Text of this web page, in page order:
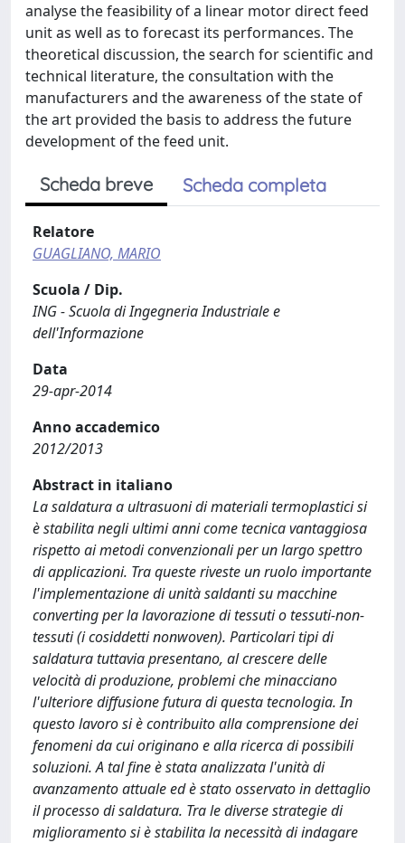
analyse the feasibility of a linear motor direct feed
unit as well as to forecast its performances. The
theoretical discussion, the search for scientific and
technical literature, the consultation with the
manufacturers and the awareness of the state of
the art provided the basis to address the future
development of the feed unit.
Scheda breve Scheda completa
Relatore
GUAGLIANO, MARIO
Scuola / Dip.
ING - Scuola di Ingegneria Industriale e
dell'Informazione
Data
29-apr-2014
Anno accademico
2012/2013
Abstract in italiano
La saldatura a ultrasuoni di materiali termoplastici si
è stabilita negli ultimi anni come tecnica vantaggiosa
rispetto ai metodi convenzionali per un largo spettro
di applicazioni. Tra queste riveste un ruolo importante
l'implementazione di unità saldanti su macchine
converting per la lavorazione di tessuti o tessuti-non-
tessuti (i cosiddetti nonwoven). Particolari tipi di
saldatura tuttavia presentano, al crescere delle
velocità di produzione, problemi che minacciano
l'ulteriore diffusione futura di questa tecnologia. In
questo lavoro si è contribuito alla comprensione dei
fenomeni da cui originano e alla ricerca di possibili
soluzioni. A tal fine è stata analizzata l'unità di
avanzamento attuale ed è stato osservato in dettaglio
il processo di saldatura. Tra le diverse strategie di
miglioramento si è stabilita la necessità di indagare